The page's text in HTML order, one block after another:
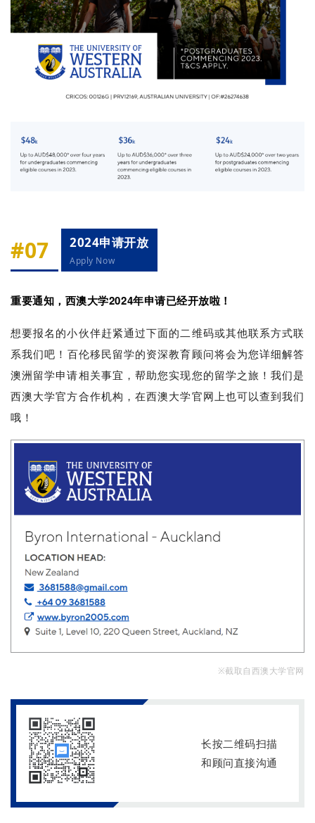
签
证
关
于
百
伦
I
询
#07 2024申请开放
Apply Now
重要通知，西澳大学2024年申请已经开放啦！
想要报名的小伙伴赶紧通过下面的二维码或其他联系方式联
系我们吧！ 百伦移民留学的资深教育顾问将会为您详细解答
澳洲留学申请相关事宜，帮助您实现您的留学之旅！我们是
西澳大学官方合作机构，在西澳大学官网上也可以查到我们
哦！
※截取自西澳大学官网
长按二维码扫描
和顾问直接沟通